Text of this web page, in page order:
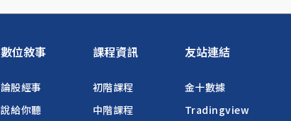
數位敘事
論股經事
說給你聽
課程資訊
初階課程
中階課程
友站連結
金十數據
Tradingview